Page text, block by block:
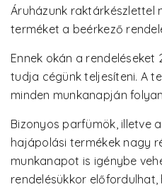
Áruházunk raktárkészlettel
terméket a beérkező
Ennek okán a rendeléseket
tudja cégünk teljesíteni. A
minden munkanapján
Bizonyos parfümök, illetve
hajápolási termékek nagy
munkanapot is igénybe
rendelésükkor